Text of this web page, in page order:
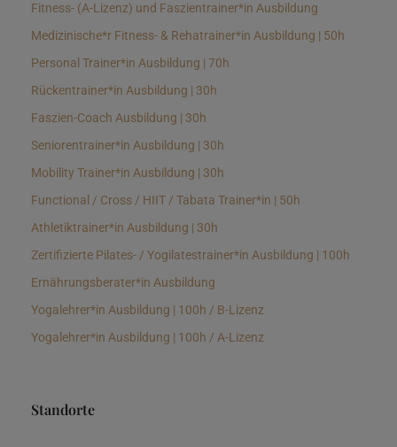
Fitness- (A-Lizenz) und Faszientrainer*in Ausbildung
Medizinische*r Fitness- & Rehatrainer*in Ausbildung | 50h
Personal Trainer*in Ausbildung | 70h
Rückentrainer*in Ausbildung | 30h
Faszien-Coach Ausbildung | 30h
Seniorentrainer*in Ausbildung | 30h
Mobility Trainer*in Ausbildung | 30h
Functional / Cross / HIIT / Tabata Trainer*in | 50h
Athletiktrainer*in Ausbildung | 30h
Zertifizierte Pilates- / Yogilatestrainer*in Ausbildung | 100h
Ernährungsberater*in Ausbildung
Yogalehrer*in Ausbildung | 100h / B-Lizenz
Yogalehrer*in Ausbildung | 100h / A-Lizenz
Standorte